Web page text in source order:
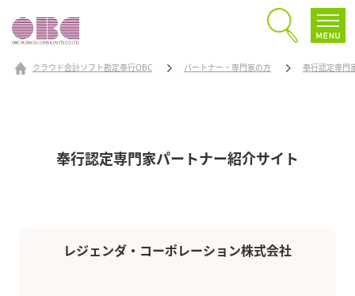
クラウド会計ソフト勘定奉行OBC パートナー・専門家の方 奉行認定専門
奉行認定専門家パートナー紹介サイト
レジェンダ・コーポレーション株式会社